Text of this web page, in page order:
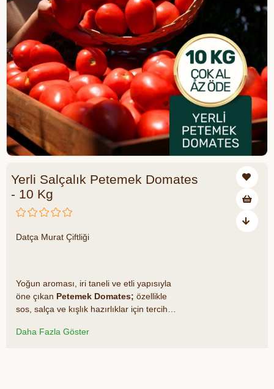
Yerli Salçalık Petemek Domates
- 10 Kg
Datça Murat Çiftliği
Yoğun aroması, iri taneli ve etli yapısıyla
öne çıkan Petemek Domates; özellikle
sos, salça ve kışlık hazırlıklar için tercih
üretimi sayesinde yemeklerinize hem
Daha Fazla Göster